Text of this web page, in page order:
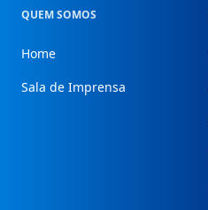
QUEM SOMOS
Home
Sala de Imprensa